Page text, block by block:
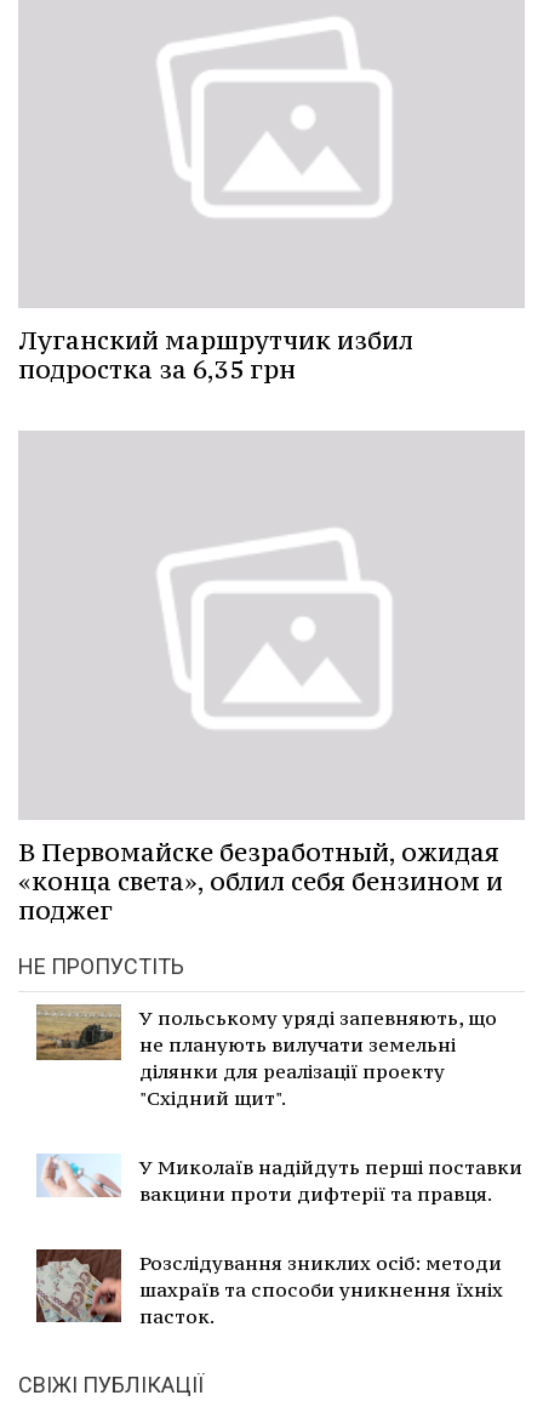
Луганский маршрутчик избил
подростка за 6,35 грн
В Первомайске безработный, ожидая
«конца света», облил себя бензином и
поджег
НЕ ПРОПУСТІТЬ
У польському уряді запевняють, що
не планують вилучати земельні
ділянки для реалізації проекту
"Східний щит".
У Миколаїв надійдуть перші поставки
вакцини проти дифтерії та правця.
Розслідування зниклих осіб: методи
шахраїв та способи уникнення їхніх
пасток.
СВІЖІ ПУБЛІКАЦІЇ